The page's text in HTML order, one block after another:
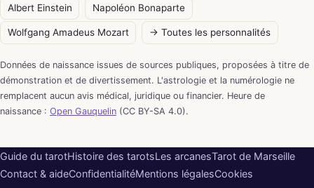
Albert Einstein Napoléon Bonaparte
Wolfgang Amadeus Mozart → Toutes les personnalités
Données de naissance issues de sources publiques, proposées à titre de
démonstration et de divertissement. L'astrologie et la numérologie ne
remplacent aucun avis médical, juridique ou financier. Heure de
naissance : Open Gauquelin (CC BY-SA 4.0).
Guide du tarotHistoire des tarotsLes arcanesTarot de Marseille
Contact & aideConfidentialitéMentions légalesCookies